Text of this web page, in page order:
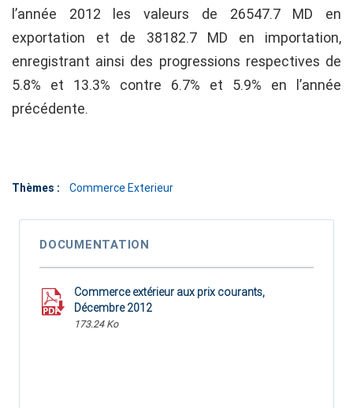
l’année 2012 les valeurs de 26547.7 MD en
exportation et de 38182.7 MD en importation,
enregistrant ainsi des progressions respectives de
5.8% et 13.3% contre 6.7% et 5.9% en l’année
précédente.
Thèmes : Commerce Exterieur
DOCUMENTATION
Commerce extérieur aux prix courants,
Décembre 2012
173.24 Ko